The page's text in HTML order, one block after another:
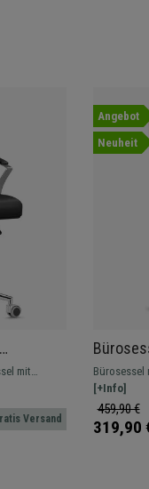
mit
Versand
Angebot
Neuheit
und
Bürosessel
Fußstütze,
[+Info]
459,90 €
319,90